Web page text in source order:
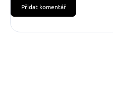
Přidat komentář